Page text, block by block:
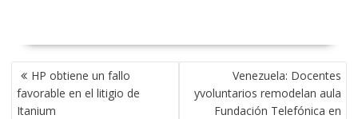
NAVEGACIÓN
DE
ENTRADAS
HP obtiene un fallo
favorable en el litigio de
Itanium
Venezuela: Docentes
yvoluntarios remodelan aula
Fundación Telefónica en